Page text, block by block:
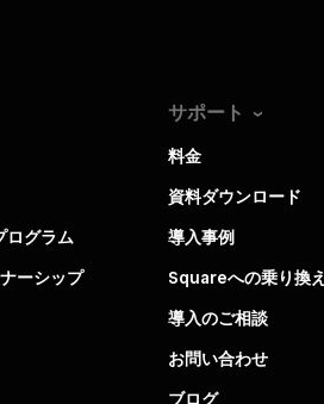
ログラム
ーシップ
サポート
料金
資料ダウンロード
導入事例
Squareへの乗り換え
導入のご相談
お問い合わせ
ブログ